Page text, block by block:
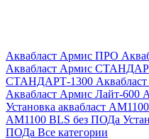
Аквабласт Армис ПРО
Аквабласт Армис
СТАНДАРТ-1300
Аквабласт Армис Лайт-600
Установка аквабласт
AM1100 BLS без ПОДа
ПОДа Все категории